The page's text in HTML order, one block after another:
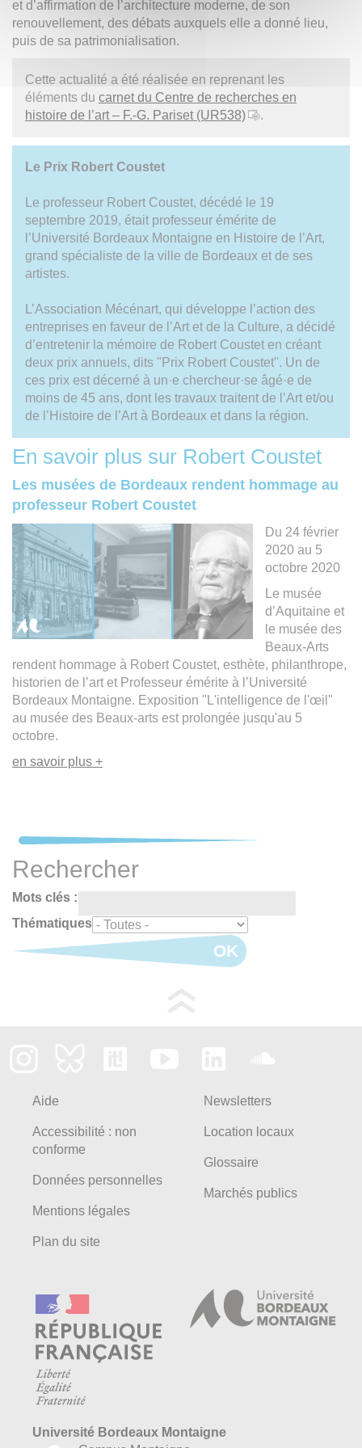
et d’affirmation de l’architecture moderne, de son
renouvellement, des débats auxquels elle a donné lieu,
puis de sa patrimonialisation.
Cette actualité a été réalisée en reprenant les
éléments du carnet du Centre de recherches en
histoire de l’art – F.-G. Pariset (UR538)
.
Le Prix Robert Coustet
Le professeur Robert Coustet, décédé le 19
septembre 2019, était professeur émérite de
l’Université Bordeaux Montaigne en Histoire de l’Art,
grand spécialiste de la ville de Bordeaux et de ses
artistes.
L’Association Mécénart, qui développe l’action des
entreprises en faveur de l’Art et de la Culture, a décidé
d’entretenir la mémoire de Robert Coustet en créant
deux prix annuels, dits "Prix Robert Coustet". Un de
ces prix est décerné à un·e chercheur·se âgé·e de
moins de 45 ans, dont les travaux traitent de l’Art et/ou
de l’Histoire de l’Art à Bordeaux et dans la région.
En savoir plus sur Robert Coustet
Les musées de Bordeaux rendent hommage au
professeur Robert Coustet
Du 24 février
2020 au 5
octobre 2020
Le musée
d’Aquitaine et
le musée des
Beaux-Arts
rendent hommage à Robert Coustet, esthète, philanthrope,
historien de l’art et Professeur émérite à l’Université
Bordeaux Montaigne. Exposition "L'intelligence de l'œil"
au musée des Beaux-arts est prolongée jusqu'au 5
octobre.
en savoir plus +
Rechercher
Mots clés :
Thématiques
OK
Aide
Accessibilité : non
conforme
Données personnelles
Mentions légales
Plan du site
Newsletters
Location locaux
Glossaire
Marchés publics
Université Bordeaux Montaigne